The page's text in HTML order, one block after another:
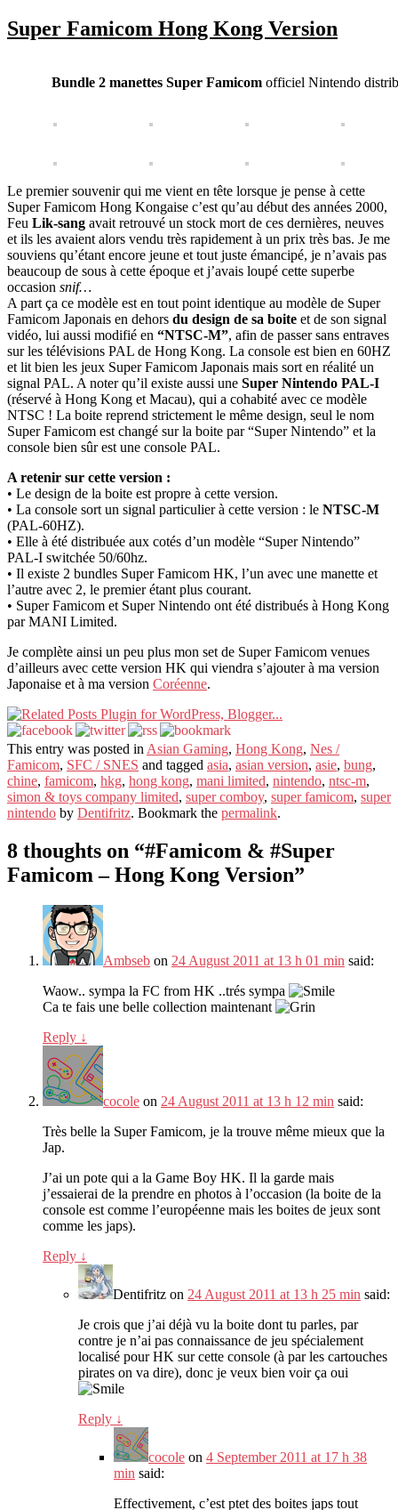
Super Famicom Hong Kong Version
Bundle 2 manettes Super Famicom officiel Nintendo
Le premier souvenir qui me vient en tête lorsque je pense à cette
Super Famicom Hong Kongaise c’est qu’au début des années 2000,
Feu Lik-sang avait retrouvé un stock mort de ces dernières, neuves
et ils les avaient alors vendu très rapidement à un prix très bas. Je me
souviens qu’étant encore jeune et tout juste émancipé, je n’avais pas
beaucoup de sous à cette époque et j’avais loupé cette superbe
occasion snif…
A part ça ce modèle est en tout point identique au modèle de Super
Famicom Japonais en dehors du design de sa boite et de son signal
vidéo, lui aussi modifié en “NTSC-M”, afin de passer sans entraves
sur les télévisions PAL de Hong Kong. La console est bien en 60HZ
et lit bien les jeux Super Famicom Japonais mais sort en réalité un
signal PAL. A noter qu’il existe aussi une Super Nintendo PAL-I
(réservé à Hong Kong et Macau), qui a cohabité avec ce modèle
NTSC ! La boite reprend strictement le même design, seul le nom
Super Famicom est changé sur la boite par “Super Nintendo” et la
console bien sûr est une console PAL.
A retenir sur cette version :
• Le design de la boite est propre à cette version.
• La console sort un signal particulier à cette version : le NTSC-M
(PAL-60HZ).
• Elle à été distribuée aux cotés d’un modèle “Super Nintendo”
PAL-I switchée 50/60hz.
• Il existe 2 bundles Super Famicom HK, l’un avec une manette et
l’autre avec 2, le premier étant plus courant.
• Super Famicom et Super Nintendo ont été distribués à Hong Kong
par MANI Limited.
Je complète ainsi un peu plus mon set de Super Famicom venues
d’ailleurs avec cette version HK qui viendra s’ajouter à ma version
Japonaise et à ma version Coréenne.
This entry was posted in Asian Gaming, Hong Kong, Nes /
Famicom, SFC / SNES and tagged asia, asian version, asie, bung,
chine, famicom, hkg, hong kong, mani limited, nintendo, ntsc-m,
simon & toys company limited, super comboy, super famicom, super
nintendo by Dentifritz. Bookmark the permalink.
8 thoughts on “#Famicom & #Super
Famicom – Hong Kong Version”
Ambseb on 24 August 2011 at 13 h 01 min said:
Waow.. sympa la FC from HK ..trés sympa
Ca te fais une belle collection maintenant
Reply ↓
cocole on 24 August 2011 at 13 h 12 min said:
Très belle la Super Famicom, je la trouve même mieux que la
Jap.
J’ai un pote qui a la Game Boy HK. Il la garde mais
j’essaierai de la prendre en photos à l’occasion (la boite de la
console est comme l’européenne mais les boites de jeux sont
comme les japs).
Reply ↓
Dentifritz on 24 August 2011 at 13 h 25 min said:
Je crois que j’ai déjà vu la boite dont tu parles, par
contre je n’ai pas connaissance de jeu spécialement
localisé pour HK sur cette console (à par les cartouches
pirates on va dire), donc je veux bien voir ça oui
Reply ↓
cocole on 4 September 2011 at 17 h 38
min said:
Effectivement, c’est ptet des boites japs tout